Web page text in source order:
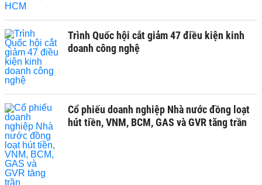
Trình Quốc hội cắt giảm 47 điều kiện kinh
doanh công nghệ
Cổ phiếu doanh nghiệp Nhà nước đồng loạt
hút tiền, VNM, BCM, GAS và GVR tăng trần